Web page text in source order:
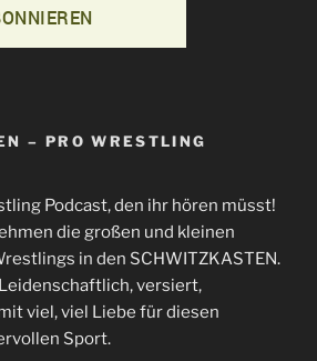
– PRO WRESTLING
Podcast, den ihr hören müsst!
die großen und kleinen
in den SCHWITZKASTEN.
versiert,
viel, viel Liebe für diesen
Sport.